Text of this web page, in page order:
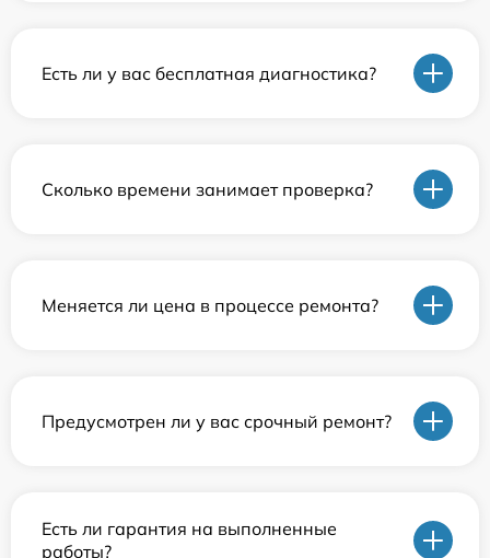
Есть ли у вас бесплатная диагностика?
Сколько времени занимает проверка?
Меняется ли цена в процессе ремонта?
Предусмотрен ли у вас срочный ремонт?
Есть ли гарантия на выполненные
работы?